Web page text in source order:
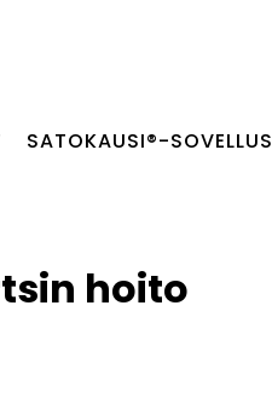
SATOKAUSI®-SOVELLUS
hoito